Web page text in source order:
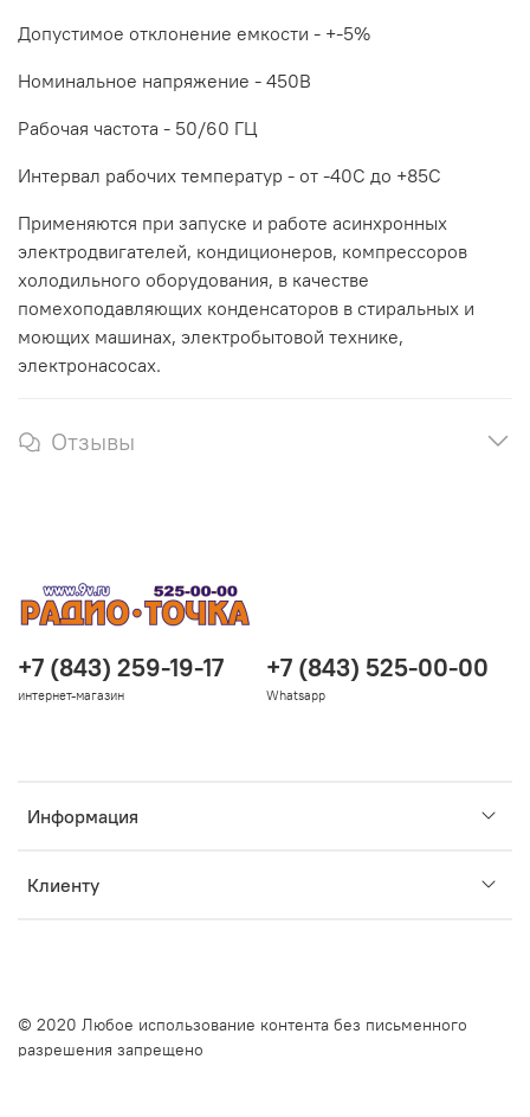
Допустимое отклонение емкости - +-5%
Номинальное напряжение - 450В
Рабочая частота - 50/60 ГЦ
Интервал рабочих температур - от -40С до +85С
Применяются при запуске и работе асинхронных
электродвигателей, кондиционеров, компрессоров
холодильного оборудования, в качестве
помехоподавляющих конденсаторов в стиральных и
моющих машинах, электробытовой технике,
электронасосах.
Отзывы
Информация
Клиенту
+7 (843) 259-19-17
интернет-магазин
+7 (843) 525-00-00
Whatsapp
© 2020 Любое использование контента без письменного
разрешения запрещено